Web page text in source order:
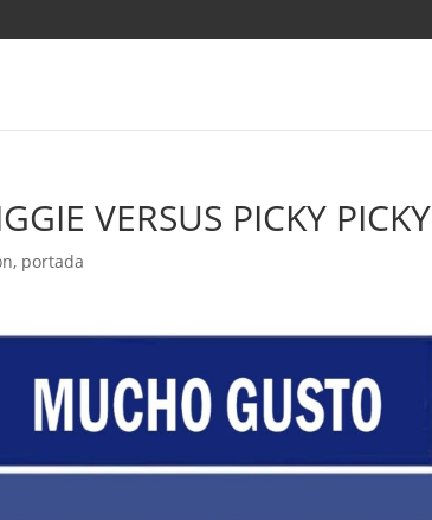
VERSUS PICKY PICKY
, portada